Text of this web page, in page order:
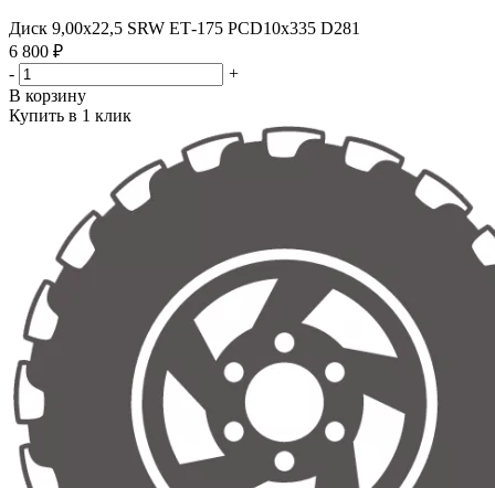
Диск 9,00х22,5 SRW ЕТ-175 PCD10x335 D281
6 800 ₽
-
+
В корзину
Купить в 1 клик